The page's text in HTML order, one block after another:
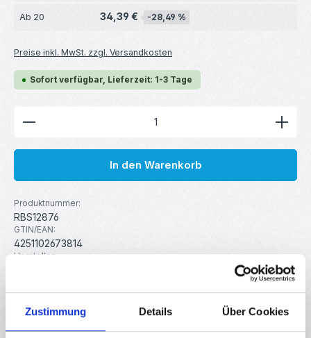
Zustimmung Details Über Cookies
Ab 20 34,39 € -28,49 %
Preise inkl. MwSt. zzgl. Versandkosten
Sofort verfügbar, Lieferzeit: 1-3 Tage
Produkt Anzahl: Gib den gewünschten Wert ein
In den Warenkorb
Produktnummer:
RBS12876
GTIN/EAN:
4251102673814
Hersteller:
0.38 kg